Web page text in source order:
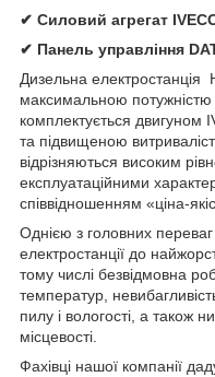
✔ Силовий агрегат
✔ Панель управління
Дизельна електростанція
максимальною потужністю
комплектується двигуном
та підвищеною
відрізняються високим
експлуатаційними
співвідношенням «ціна-
Однією з головних переваг
електростанції до
тому числі безвідмовна
температур,
пилу і вологості, а також
місцевості.
Фахівці нашої компанії